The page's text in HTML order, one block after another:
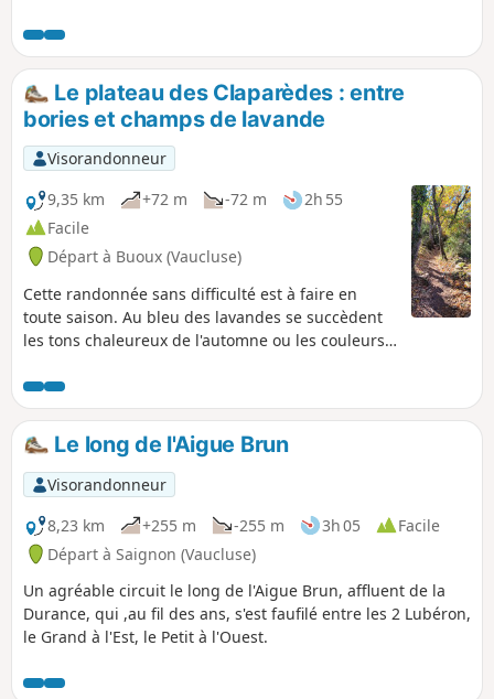
Le plateau des Claparèdes : entre
bories et champs de lavande
Visorandonneur
9,35 km
+72 m -72 m
2h 55
Facile
Départ à Buoux (Vaucluse)
Cette randonnée sans difficulté est à faire en
toute saison. Au bleu des lavandes se succèdent
les tons chaleureux de l'automne ou les couleurs
l'itinéraire, vous découvrirez des bories cachées
ou bien majestueusement bâties au milieu des
champs. Vous alternerez les petits sentiers en
sous-bois avec les chemins à travers champs qui
offrent des vues magnifiques sur la montagne du
Luberon.
Le long de l'Aigue Brun
Visorandonneur
8,23 km
+255 m -255 m 3h 05
Facile
Départ à Saignon (Vaucluse)
Un agréable circuit le long de l'Aigue Brun, affluent de la
Durance, qui ,au fil des ans, s'est faufilé entre les 2 Lubéron,
le Grand à l'Est, le Petit à l'Ouest.